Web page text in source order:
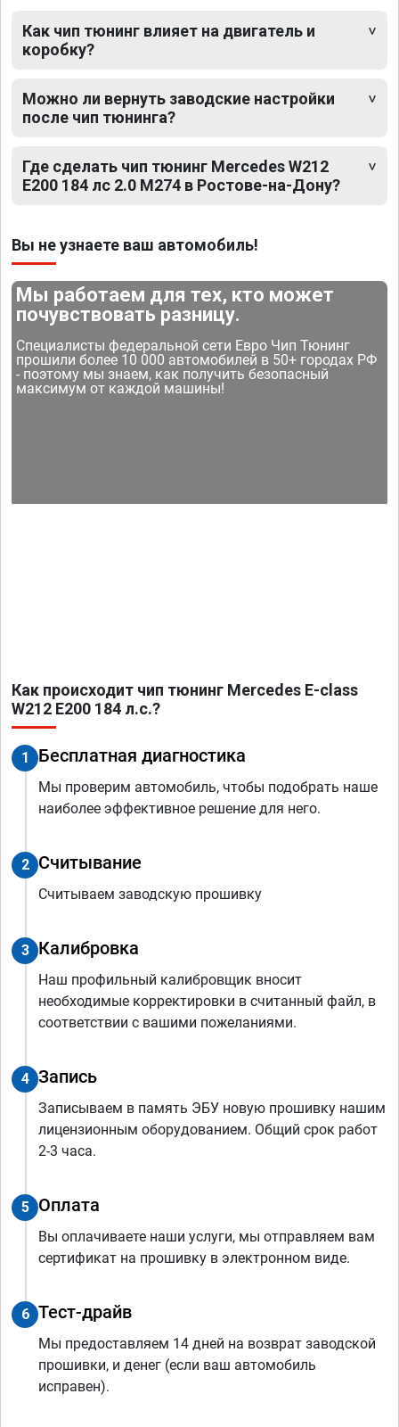
Как чип тюнинг влияет на двигатель и
коробку?
Можно ли вернуть заводские настройки
после чип тюнинга?
Где сделать чип тюнинг Mercedes W212
E200 184 лс 2.0 M274 в Ростове-на-Дону?
Вы не узнаете ваш автомобиль!
Мы работаем для тех, кто может
почувствовать разницу.
Специалисты федеральной сети Евро Чип Тюнинг
прошили более 10 000 автомобилей в 50+ городах РФ
- поэтому мы знаем, как получить безопасный
максимум от каждой машины!
Как происходит чип тюнинг Mercedes E-class
W212 E200 184 л.с.?
1 Бесплатная диагностика
Мы проверим автомобиль, чтобы подобрать наше
наиболее эффективное решение для него.
2 Считывание
Считываем заводскую прошивку
3 Калибровка
Наш профильный калибровщик вносит
необходимые корректировки в считанный файл, в
соответствии с вашими пожеланиями.
4 Запись
Записываем в память ЭБУ новую прошивку нашим
лицензионным оборудованием. Общий срок работ
2-3 часа.
5 Оплата
Вы оплачиваете наши услуги, мы отправляем вам
сертификат на прошивку в электронном виде.
6 Тест-драйв
Мы предоставляем 14 дней на возврат заводской
прошивки, и денег (если ваш автомобиль
исправен).